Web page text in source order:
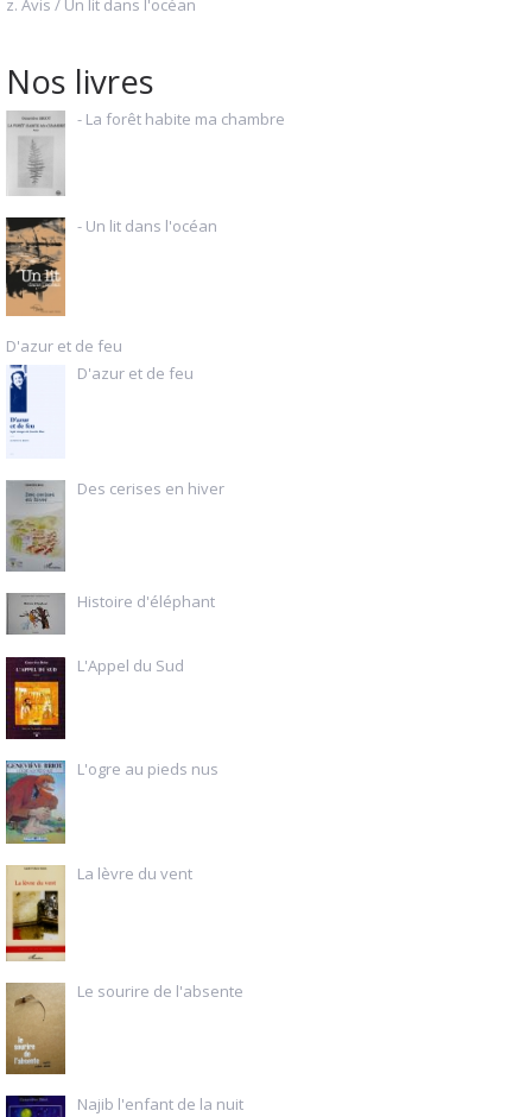
Nos livres
- La forêt habite ma chambre
- Un lit dans l'océan
D'azur et de feu
D'azur et de feu
Des cerises en hiver
Histoire d'éléphant
L'Appel du Sud
L'ogre au pieds nus
La lèvre du vent
Le sourire de l'absente
Najib l'enfant de la nuit